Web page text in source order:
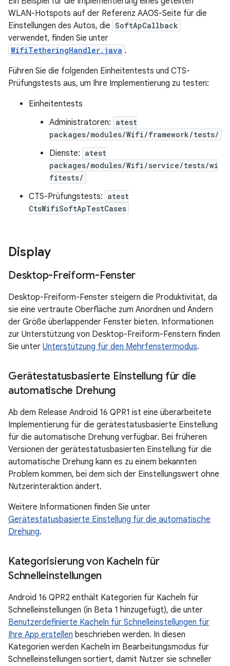
WLAN-Hotspots auf der Referenz AAOS-Seite für die
Einstellungen des Autos, die SoftApCallback
verwendet, finden Sie unter
WifiTetheringHandler.java .
Führen Sie die folgenden Einheitentests und CTS-
Prüfungstests aus, um Ihre Implementierung zu testen:
Einheitentests
Administratoren: atest
packages/modules/Wifi/framework/tests/
Dienste: atest
packages/modules/Wifi/service/tests/wi
fitests/
CTS-Prüfungstests: atest
CtsWifiSoftApTestCases
Display
Desktop-Freiform-Fenster
Desktop-Freiform-Fenster steigern die Produktivität, da
sie eine vertraute Oberfläche zum Anordnen und Ändern
der Größe überlappender Fenster bieten. Informationen
zur Unterstützung von Desktop-Freiform-Fenstern finden
Sie unter Unterstützung für den Mehrfenstermodus.
Gerätestatusbasierte Einstellung für die
automatische Drehung
Ab dem Release Android 16 QPR1 ist eine überarbeitete
Implementierung für die gerätestatusbasierte Einstellung
für die automatische Drehung verfügbar. Bei früheren
Versionen der gerätestatusbasierten Einstellung für die
automatische Drehung kann es zu einem bekannten
Problem kommen, bei dem sich der Einstellungswert ohne
Nutzerinteraktion ändert.
Weitere Informationen finden Sie unter
Gerätestatusbasierte Einstellung für die automatische
Drehung.
Kategorisierung von Kacheln für
Schnelleinstellungen
Android 16 QPR2 enthält Kategorien für Kacheln für
Schnelleinstellungen (in Beta 1 hinzugefügt), die unter
Benutzerdefinierte Kacheln für Schnelleinstellungen für
Ihre App erstellen beschrieben werden. In diesen
Kategorien werden Kacheln im Bearbeitungsmodus für
Schnelleinstellungen sortiert, damit Nutzer sie schneller